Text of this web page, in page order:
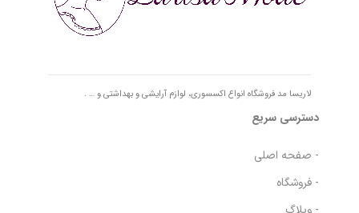
لاریسا مد فروشگاه انواع اکسسوری، لوازم آرایشی و بهداشتی و … .
دسترسی سریع
- صفحه اصلی
- فروشگاه